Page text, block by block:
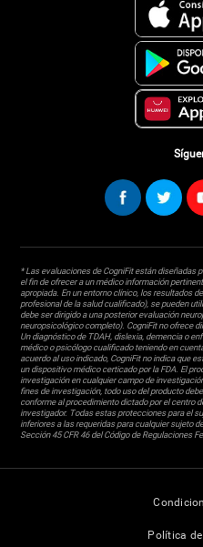
* Las evaluaciones de CogniFit están diseñadas
el fin de ofrecer a un médico información
apropiada. En un entorno clínico, los resultados
profesional de la salud cualificado), se pueden
debe ser dirigido a una posterior evaluación
neuropsicológico completo). CogniFit no ofrece
Un diagnóstico de TDAH, dislexia, demencia o
médico o psicólogo cualificado teniendo en
acuerdo al uso indicado, CogniFit no indica que
un dispositivo médico certicado por la FDA. El
investigación en cualquier campo de
fines de investigación, todo uso del producto
conforme al procedimiento dictado por el centro
investigador. Todas estas protecciones para el
inferiores a las requeridas para cualquier sujeto
Sección 45 CFR 46 del Código de Regulaciones
Política